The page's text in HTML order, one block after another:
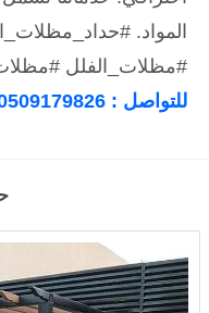
المواد.
#مظلات_الفلل
للتواصل : 0509179826